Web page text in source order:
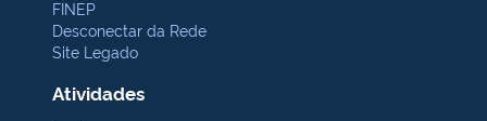
FINEP
Desconectar da Rede
Site Legado
Atividades